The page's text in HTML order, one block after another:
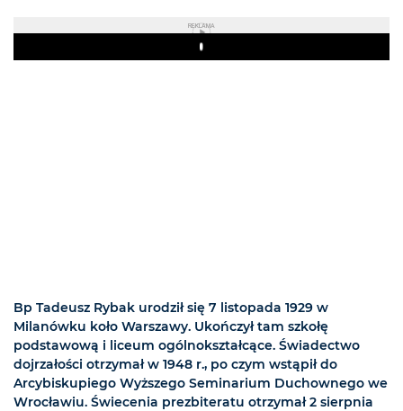
REKLAMA
Play
Bp Tadeusz Rybak urodził się 7 listopada 1929 w
Milanówku koło Warszawy. Ukończył tam szkołę
podstawową i liceum ogólnokształcące. Świadectwo
dojrzałości otrzymał w 1948 r., po czym wstąpił do
Arcybiskupiego Wyższego Seminarium Duchownego we
Wrocławiu. Świecenia prezbiteratu otrzymał 2 sierpnia